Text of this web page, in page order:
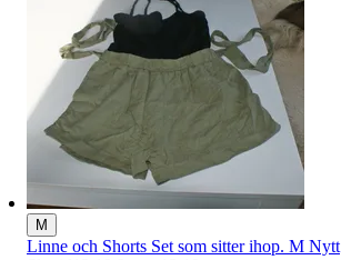
M
Linne och Shorts Set som sitter ihop. M Nytt